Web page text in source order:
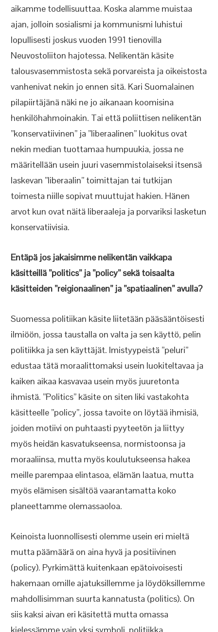
aikamme todellisuuttaa. Koska alamme muistaa
ajan, jolloin sosialismi ja kommunismi luhistui
lopullisesti joskus vuoden 1991 tienovilla
Neuvostoliiton hajotessa. Nelikentän käsite
talousvasemmistosta sekä porvareista ja oikeistosta
vanhenivat nekin jo ennen sitä. Kari Suomalainen
pilapiirtäjänä näki ne jo aikanaan koomisina
henkilöhahmoinakin. Tai että poliittisen nelikentän
”konservatiivinen” ja ”liberaalinen” luokitus ovat
nekin median tuottamaa humpuukia, jossa ne
määritellään usein juuri vasemmistolaiseksi itsensä
laskevan ”liberaalin” toimittajan tai tutkijan
toimesta niille sopivat muuttujat hakien. Hänen
arvot kun ovat näitä liberaaleja ja porvariksi lasketun
konservatiivisia.
Entäpä jos jakaisimme nelikentän vaikkapa
käsitteillä ”politics” ja ”policy” sekä toisaalta
käsitteiden ”reigionaalinen” ja ”spatiaalinen” avulla?
Suomessa politiikan käsite liitetään pääsääntöisesti
ilmiöön, jossa taustalla on valta ja sen käyttö, pelin
politiikka ja sen käyttäjät. Imistyypeistä ”peluri”
edustaa tätä moraalittomaksi usein luokiteltavaa ja
kaiken aikaa kasvavaa usein myös juuretonta
ihmistä. ”Politics” käsite on siten liki vastakohta
käsitteelle ”policy”, jossa tavoite on löytää ihmisiä,
joiden motiivi on puhtaasti pyyteetön ja liittyy
myös heidän kasvatukseensa, normistoonsa ja
moraaliinsa, mutta myös koulutukseensa hakea
meille parempaa elintasoa, elämän laatua, mutta
myös elämisen sisältöä vaarantamatta koko
planeettamme olemassaoloa.
Keinoista luonnollisesti olemme usein eri mieltä
mutta päämäärä on aina hyvä ja positiivinen
(policy). Pyrkimättä kuitenkaan epätoivoisesti
hakemaan omille ajatuksillemme ja löydöksillemme
mahdollisimman suurta kannatusta (politics). On
siis kaksi aivan eri käsitettä mutta omassa